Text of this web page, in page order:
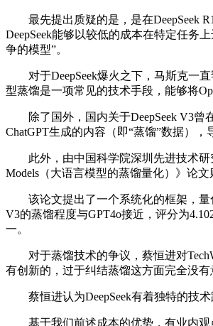
最先提出质疑的是，是在DeepSeek R1
DeepSeek能够以较低的成本在特定任务
争的模型”。
对于DeepSeek爆火之下，马斯克一直
型蒸馏是一项常见的技术手段，能够将
除了国外，国内关于DeepSeek V3曾
ChatGPT生成的内容（即“蒸馏”数据），
此外，由中国科学院深圳先进技术研究
Models（大语言模型的蒸馏量化）》论文
该论文提出了一个系统化的框架，量化
V3的蒸馏程度与GPT4o接近，评分为
一。
对于蒸馏技术的争议，蔡恒进对
有创新的，过于纠结蒸馏这方面完全没有
蔡恒进认为DeepSeek有着独特的技术
基于我们前述成本的优势，有业内观